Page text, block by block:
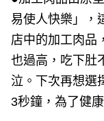
易使人快樂」，
店中的加工肉品
也過高，吃下肚
泣。下次再想選
3秒鐘，為了健